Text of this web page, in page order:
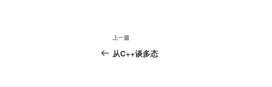
文
章
上
一
上一篇
从C++谈多态